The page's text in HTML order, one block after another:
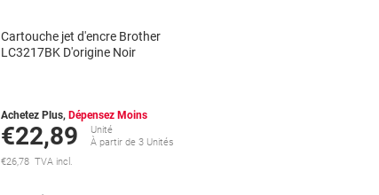
Cartouche jet d'encre Brother
LC3217BK D'origine Noir
Achetez Plus, Dépensez Moins
€22,89
Unité
À partir de 3 Unités
€26,78 TVA incl.